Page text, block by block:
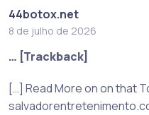
44botox.net
8 de julho de 2026
… [Trackback]
[…] Read More on on that